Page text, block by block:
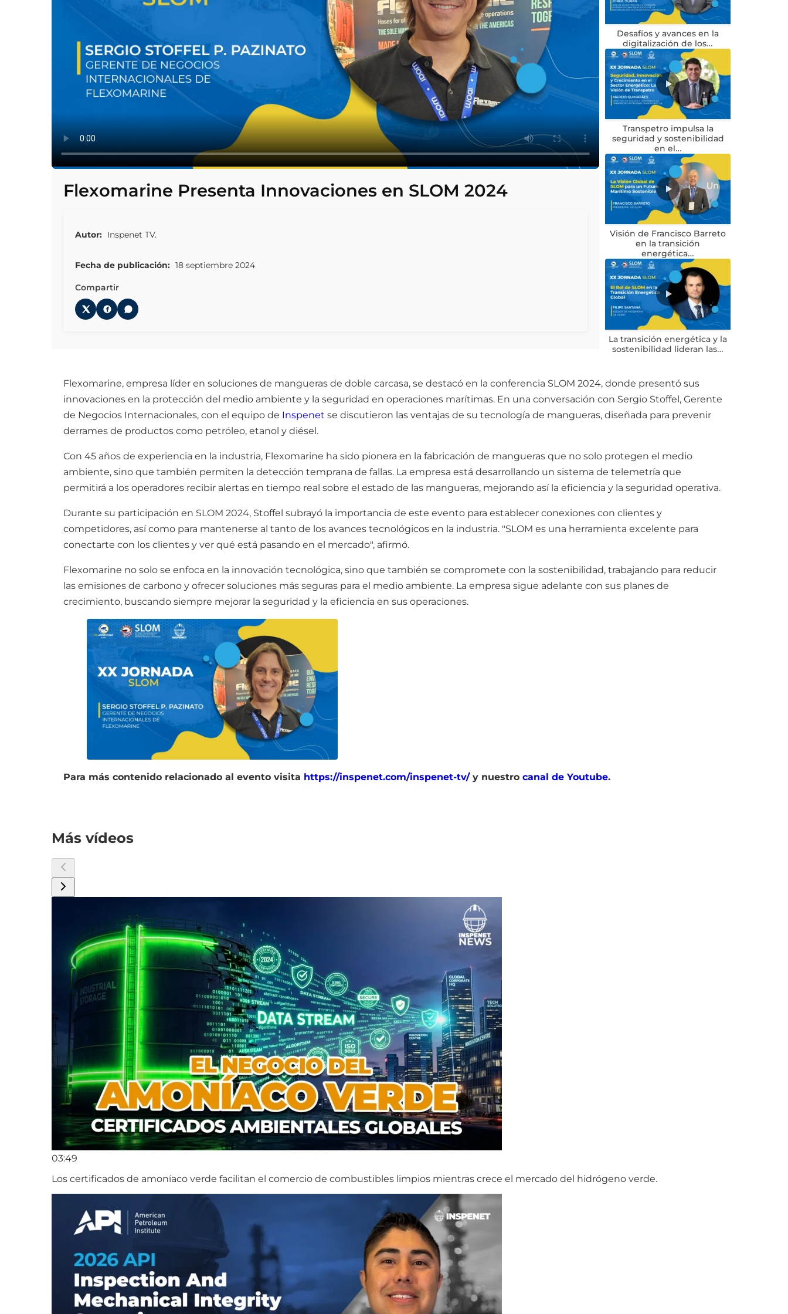
Flexomarine Presenta Innovaciones en SLOM 2024
Autor: Inspenet TV.
Fecha de publicación: 18 septiembre 2024
Compartir
Desafíos y avances en la
digitalización de los…
Transpetro impulsa la
seguridad y sostenibilidad
en el…
Visión de Francisco Barreto
en la transición
energética…
La transición energética y la
sostenibilidad lideran las…
Flexomarine, empresa líder en soluciones de mangueras de doble carcasa, se destacó en la conferencia SLOM 2024, donde presentó sus
innovaciones en la protección del medio ambiente y la seguridad en operaciones marítimas. En una conversación con Sergio Stoffel, Gerente
de Negocios Internacionales, con el equipo de Inspenet se discutieron las ventajas de su tecnología de mangueras, diseñada para prevenir
derrames de productos como petróleo, etanol y diésel.
Con 45 años de experiencia en la industria, Flexomarine ha sido pionera en la fabricación de mangueras que no solo protegen el medio
ambiente, sino que también permiten la detección temprana de fallas. La empresa está desarrollando un sistema de telemetría que
permitirá a los operadores recibir alertas en tiempo real sobre el estado de las mangueras, mejorando así la eficiencia y la seguridad operativa.
Durante su participación en SLOM 2024, Stoffel subrayó la importancia de este evento para establecer conexiones con clientes y
competidores, así como para mantenerse al tanto de los avances tecnológicos en la industria. "SLOM es una herramienta excelente para
conectarte con los clientes y ver qué está pasando en el mercado", afirmó.
Flexomarine no solo se enfoca en la innovación tecnológica, sino que también se compromete con la sostenibilidad, trabajando para reducir
las emisiones de carbono y ofrecer soluciones más seguras para el medio ambiente. La empresa sigue adelante con sus planes de
crecimiento, buscando siempre mejorar la seguridad y la eficiencia en sus operaciones.
Para más contenido relacionado al evento visita https://inspenet.com/inspenet-tv/y nuestro canal de Youtube.
Más vídeos
03:49
Los certificados de amoníaco verde facilitan el comercio de combustibles limpios mientras crece el mercado del hidrógeno verde.